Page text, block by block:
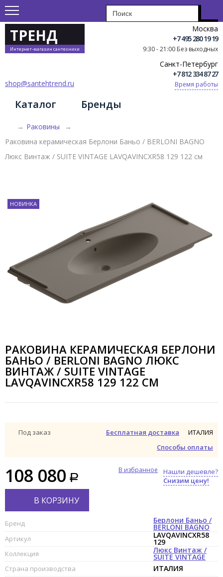
ТРЕНД
Интернет-магазин сантехники
Москва
+7 495 280 19 19
9:30 - 21:00 Без выходных
Санкт-Петербург
+7 812 334 87 27
Время работы
shop@santehtrend.ru
Каталог Бренды
→ Раковины
→
Раковина керамическая Берлони Баньо / BERLONI BAGNO
Люкс Винтаж / SUITE VINTAGE LAVQAVINCXR58 129 122 см
РАКОВИНА КЕРАМИЧЕСКАЯ БЕРЛОНИ
БАНЬО / BERLONI BAGNO ЛЮКС
ВИНТАЖ / SUITE VINTAGE
LAVQAVINCXR58 129 122 СМ
НОВИНКА
Под заказ
Бесплатная доставка
Способы оплаты
ИТАЛИЯ
108 080
Нашли дешевле?
Снизим цену!
В избранное
В КОРЗИНУ
Бренд Берлони Баньо /
BERLONI BAGNO
Артикул LAVQAVINCXR58
129
Коллекция Люкс Винтаж /
SUITE VINTAGE
Страна производства ИТАЛИЯ